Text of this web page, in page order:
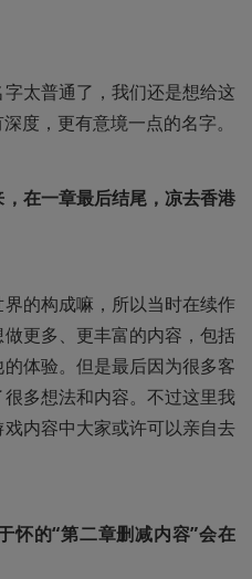
太普通了，我们还是想给这
度，更有意境一点的名字。
在一章最后结尾，凉去香港
的构成嘛，所以当时在续作
更多、更丰富的内容，包括
体验。但是最后因为很多客
多想法和内容。不过这里我
内容中大家或许可以亲自去
怀的“第二章删减内容”会在